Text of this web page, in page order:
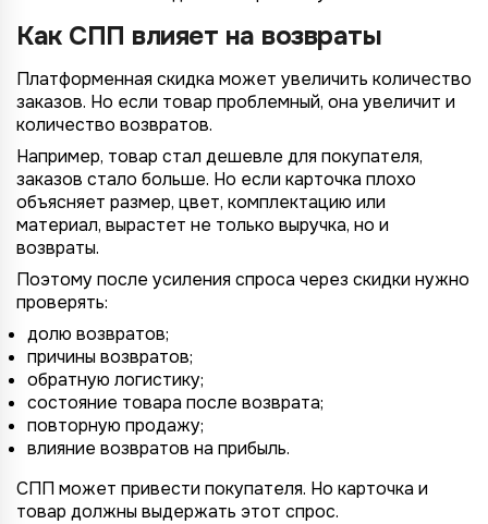
Как СПП влияет на возвраты
Платформенная скидка может увеличить количество
заказов. Но если товар проблемный, она увеличит и
количество возвратов.
Например, товар стал дешевле для покупателя,
заказов стало больше. Но если карточка плохо
объясняет размер, цвет, комплектацию или
материал, вырастет не только выручка, но и
возвраты.
Поэтому после усиления спроса через скидки нужно
проверять:
долю возвратов;
причины возвратов;
обратную логистику;
состояние товара после возврата;
повторную продажу;
влияние возвратов на прибыль.
СПП может привести покупателя. Но карточка и
товар должны выдержать этот спрос.